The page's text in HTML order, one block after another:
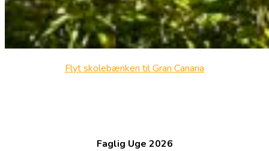
Flyt skolebænken til Gran Canaria
Faglig Uge 2026